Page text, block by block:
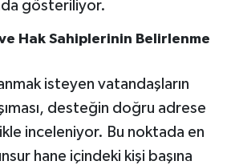
gösteriliyor.
Hak Sahiplerinin Belirlenme
isteyen vatandaşların
desteğin doğru adrese
inceleniyor. Bu noktada en
hane içindeki kişi başına